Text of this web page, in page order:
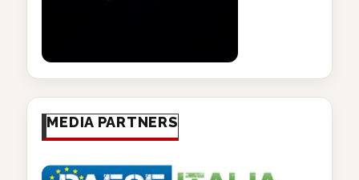
MEDIA PARTNERS